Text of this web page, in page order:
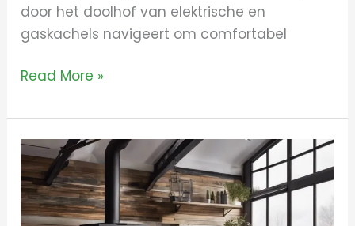
door het doolhof van elektrische en
gaskachels navigeert om comfortabel
Read More »
Alles
over
kachel
groothandel